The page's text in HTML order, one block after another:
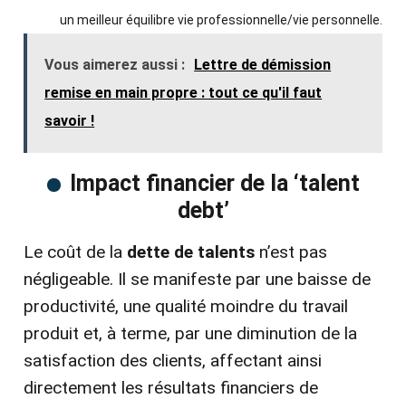
un meilleur équilibre vie professionnelle/vie personnelle.
Vous aimerez aussi :
Lettre de démission
remise en main propre : tout ce qu'il faut
savoir !
Impact financier de la ‘talent
debt’
Le coût de la dette de talents n’est pas
négligeable. Il se manifeste par une baisse de
productivité, une qualité moindre du travail
produit et, à terme, par une diminution de la
satisfaction des clients, affectant ainsi
directement les résultats financiers de